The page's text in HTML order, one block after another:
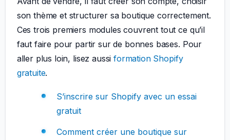
son thème et structurer sa boutique correctement.
Ces trois premiers modules couvrent tout ce qu’il
faut faire pour partir sur de bonnes bases. Pour
aller plus loin, lisez aussiformation Shopify
gratuite.
S’inscrire sur Shopify avec un essai
gratuit
Comment créer une boutique sur